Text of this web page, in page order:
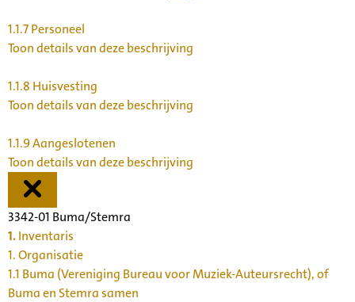
1.1.7Personeel
Toon details van deze beschrijving
1.1.8 Huisvesting
Toon details van deze beschrijving
1.1.9Aangeslotenen
Toon details van deze beschrijving
3342-01 Buma/Stemra
1.Inventaris
1. Organisatie
1.1 Buma (Vereniging Bureau voor Muziek-Auteursrecht), of
Buma en Stemra samen